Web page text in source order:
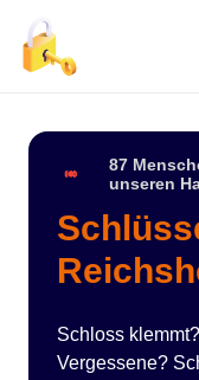
87
unseren
Schloss
Vergessene?